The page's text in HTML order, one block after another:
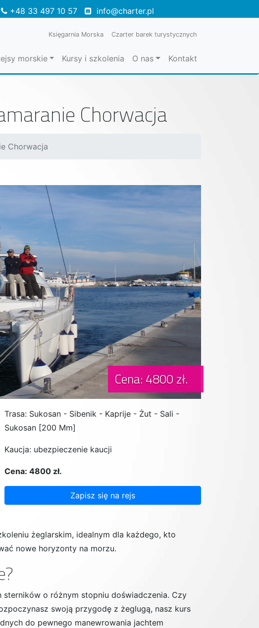
+48 33 497 10 57 info@charter.pl
Księgarnia Morska Czarter barek turystycznych
morskie Kursy i szkolenia O nas Kontakt
Chorwacja
Chorwacja
Cena: 4800 zł.
Trasa: Sukosan - Sibenik - Kaprije - Żut - Sali -
Sukosan [200 Mm]
Kaucja: ubezpieczenie kaucji
Cena: 4800 zł.
Zapisz się na rejs
żeglarskim, idealnym dla każdego, kto
nowe horyzonty na morzu.
o różnym stopniu doświadczenia. Czy
swoją przygodę z żeglugą, nasz kurs
do pewnego manewrowania jachtem